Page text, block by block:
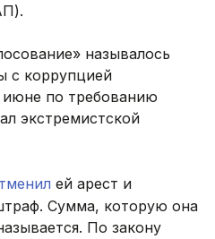
называлось
с коррупцией
по требованию
экстремистской
ей арест и
Сумма, которую она
По закону